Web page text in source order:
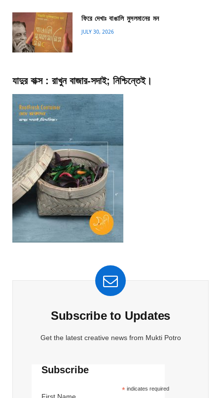
ফিরে দেখাঃ বাঙালি মুসলমানের মন
JULY 30, 2026
যাদুর বাক্স : রাখুন বাজার-সদাই; নিশ্চিন্তেই।
Subscribe to Updates
Get the latest creative news from Mukti Potro
Subscribe
* indicates required